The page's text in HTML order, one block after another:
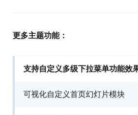
更多主题功能：
支持自定义多级下拉菜单功能效
可视化自定义首页幻灯片模块